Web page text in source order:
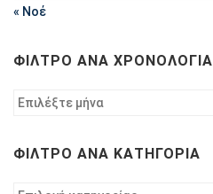
« Νοέ
ΦΊΛΤΡΟ ΑΝΆ ΧΡΟΝΟΛΟΓΊΑ
Φίλτρο
ΦΊΛΤΡΟ ΑΝΆ ΚΑΤΗΓΟΡΊΑ
Φίλτρο